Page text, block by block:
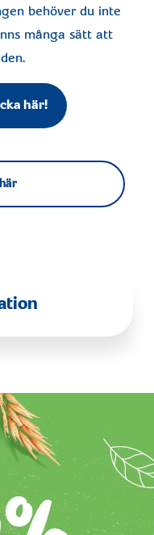
behöver du inte
många sätt att
här!